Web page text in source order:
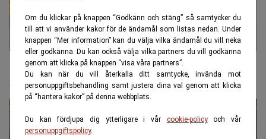
Om du klickar på knappen “Godkänn och stäng” så samtycker du
till att vi använder kakor för de ändamål som listas nedan. Under
knappen “Mer information” kan du välja vilka ändamål du vill neka
eller godkänna. Du kan också välja vilka partners du vill godkänna
genom att klicka på knappen “visa våra partners”.
Du kan när du vill återkalla ditt samtycke, invända mot
personuppgiftsbehandling samt justera dina val genom att klicka
på “hantera kakor” på denna webbplats.
Du kan fördjupa dig ytterligare i vår cookie-policyoch vår
personuppgiftspolicy.
Maria Larsson om dyrare läkemedel: "Tar inte ut sin
medicin"